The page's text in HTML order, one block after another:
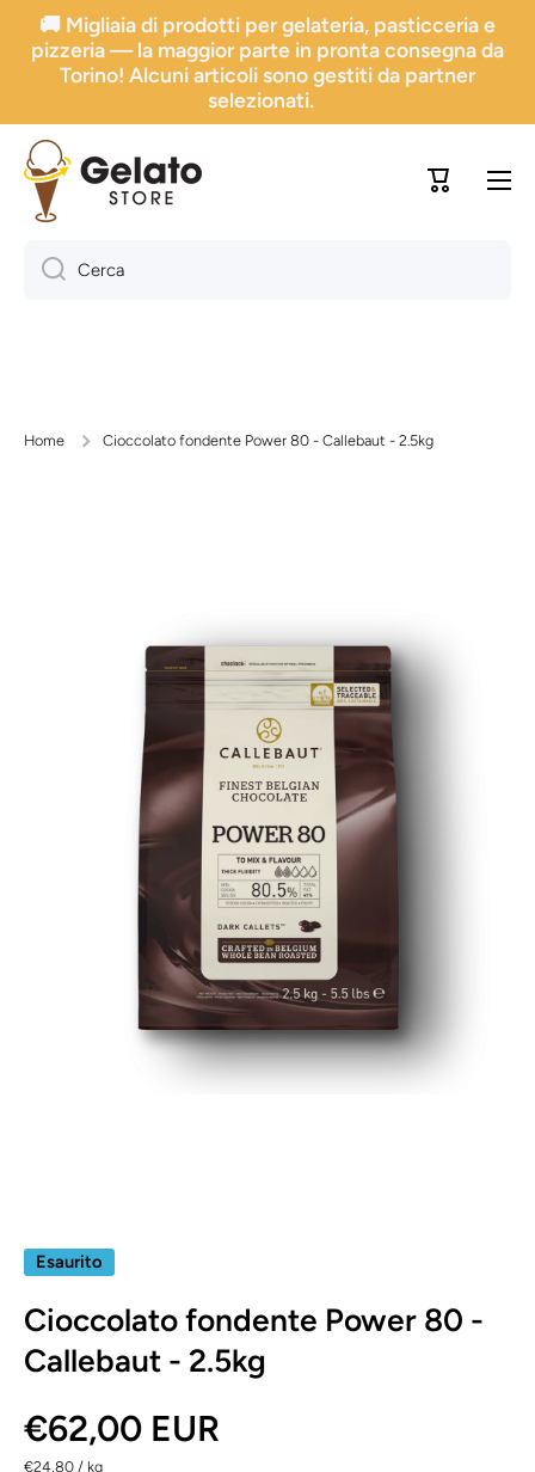
Vai direttamente ai contenuti
🚚 Migliaia di prodotti per gelateria, pasticceria e
pizzeria — la maggior parte in pronta consegna da
Torino! Alcuni articoli sono gestiti da partner
selezionati.
Carrello
Cerca
Home Cioccolato fondente Power 80 - Callebaut - 2.5kg
Esaurito
Cioccolato fondente Power 80 -
Callebaut - 2.5kg
€62,00 EUR
€24,80 / per
kg